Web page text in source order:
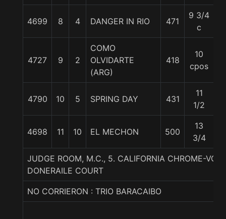
4699 8 4 DANGER IN RIO 471
9 3/4
c
4727 9 2
COMO
OLVIDARTE
(ARG)
418
10
cpos
4790 10 5 SPRING DAY 431
11
1/2
4698 11 10 EL MECHON 500
13
3/4
JUDGE ROOM, M.C., 5. CALIFORNIA CHROME-
DONERAILE COURT
NO CORRIERON : TRIO BARACAIBO